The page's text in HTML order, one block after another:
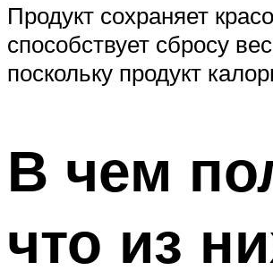
Продукт сохраняет
способствует сбросу
поскольку продукт
В чем
что из